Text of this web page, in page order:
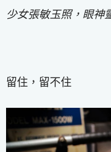
少女張敏玉照，眼神
留住，留不住